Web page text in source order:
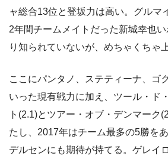
ャ総合13位と登坂力は高い。グルマ
2年間チームメイトだった新城幸也
り知られていないが、めちゃくちゃ
ここにパンタノ、ステティーナ、ゴ
いった現有戦力に加え、ツール・ド
ト(2.1)とツアー・オブ・デンマーク
たし、2017年はチーム最多の5勝を
デルセンにも期待が持てる。ゲレイ